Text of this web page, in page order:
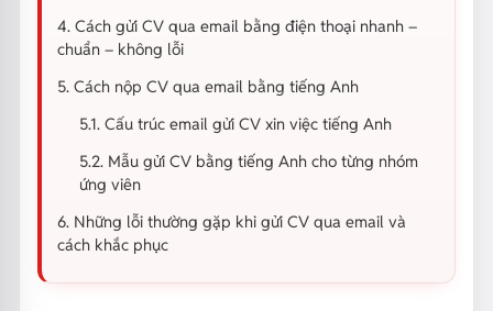
4. Cách gửi CV qua email bằng điện thoại nhanh –
chuẩn – không lỗi
5. Cách nộp CV qua email bằng tiếng Anh
5.1. Cấu trúc email gửi CV xin việc tiếng Anh
5.2. Mẫu gửi CV bằng tiếng Anh cho từng nhóm
ứng viên
6. Những lỗi thường gặp khi gửi CV qua email và
cách khắc phục